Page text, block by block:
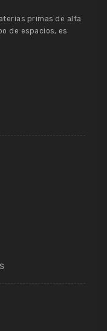
primas de alta
de espacios, es